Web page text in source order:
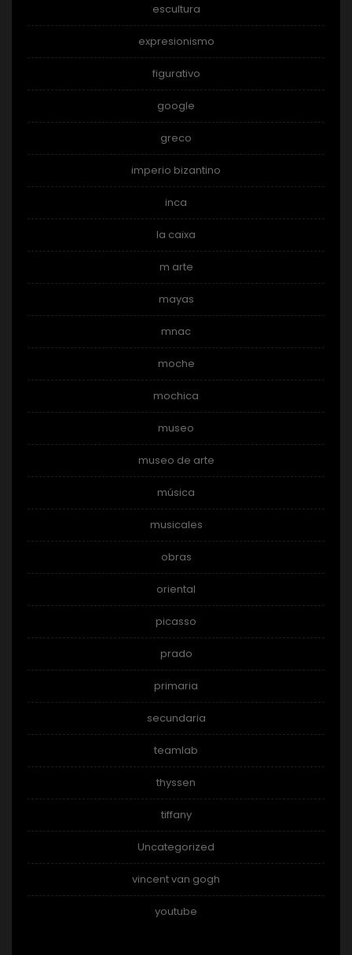
escultura
expresionismo
figurativo
google
greco
imperio bizantino
inca
la caixa
m arte
mayas
mnac
moche
mochica
museo
museo de arte
música
musicales
obras
oriental
picasso
prado
primaria
secundaria
teamlab
thyssen
tiffany
Uncategorized
vincent van gogh
youtube